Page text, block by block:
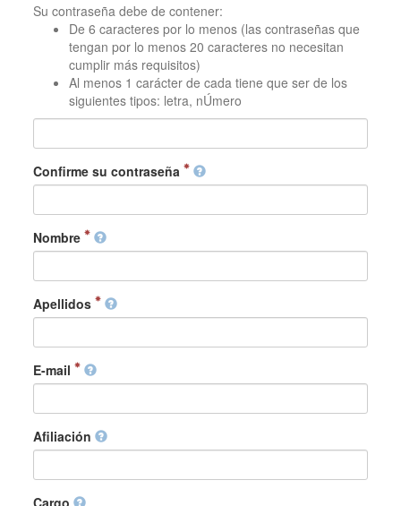
Su contraseña debe de contener:
De 6 caracteres por lo menos (las contraseñas que
tengan por lo menos 20 caracteres no necesitan
cumplir más requisitos)
Al menos 1 carácter de cada tiene que ser de los
siguientes tipos: letra, nÚmero
Confirme su contraseña
Nombre
Apellidos
E-mail
Afiliación
Cargo